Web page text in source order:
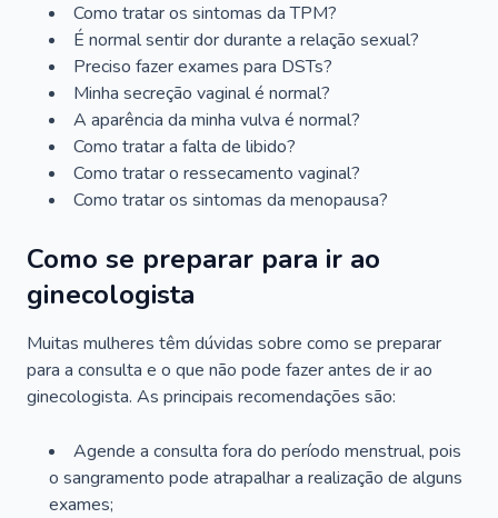
Como tratar os sintomas da TPM?
É normal sentir dor durante a relação sexual?
Preciso fazer exames para DSTs?
Minha secreção vaginal é normal?
A aparência da minha vulva é normal?
Como tratar a falta de libido?
Como tratar o ressecamento vaginal?
Como tratar os sintomas da menopausa?
Como se preparar para ir ao
ginecologista
Muitas mulheres têm dúvidas sobre como se preparar
para a consulta e o que não pode fazer antes de ir ao
ginecologista. As principais recomendações são:
Agende a consulta fora do período menstrual, pois
o sangramento pode atrapalhar a realização de alguns
exames;